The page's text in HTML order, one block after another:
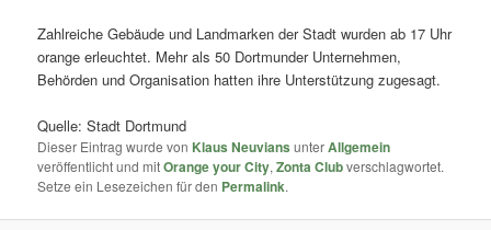
Zahlreiche Gebäude und Landmarken der Stadt wurden ab 17 Uhr
orange erleuchtet. Mehr als 50 Dortmunder Unternehmen,
Behörden und Organisation hatten ihre Unterstützung zugesagt.
Quelle: Stadt Dortmund
Dieser Eintrag wurde von Klaus Neuvians unterAllgemein
veröffentlicht und mitOrange your City,Zonta Clubverschlagwortet.
Setze ein Lesezeichen für den Permalink.